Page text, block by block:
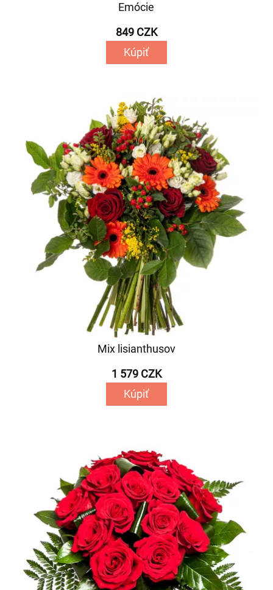
Emócie
849 CZK
Kúpiť
Mix lisianthusov
1 579 CZK
Kúpiť